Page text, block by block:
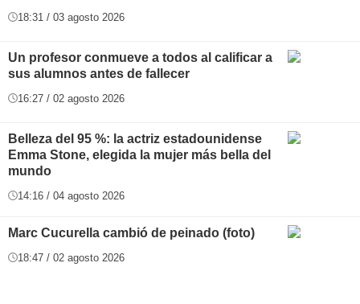
18:31 / 03 agosto 2026
Un profesor conmueve a todos al calificar a
sus alumnos antes de fallecer
16:27 / 02 agosto 2026
Belleza del 95 %: la actriz estadounidense
Emma Stone, elegida la mujer más bella del
mundo
14:16 / 04 agosto 2026
Marc Cucurella cambió de peinado (foto)
18:47 / 02 agosto 2026